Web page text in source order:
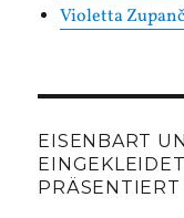
Violetta
EISENBART
PRÄSENTIERT